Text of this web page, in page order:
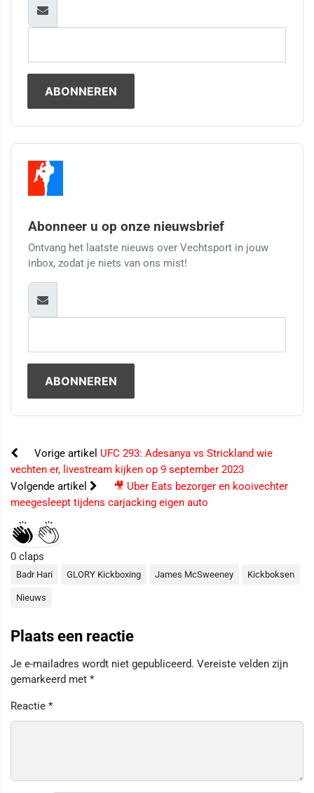
Abonneer u op onze nieuwsbrief
Ontvang het laatste nieuws over Vechtsport in jouw
inbox, zodat je niets van ons mist!
Vorige artikel UFC 293: Adesanya vs Strickland wie
vechten er, livestream kijken op 9 september 2023
Volgende artikel
🎥 Uber Eats bezorger en kooivechter
meegesleept tijdens carjacking eigen auto
0 claps
Badr Hari GLORY Kickboxing James McSweeney Kickboksen
Nieuws
Plaats een reactie
Je e-mailadres wordt niet gepubliceerd. Vereiste velden zijn
gemarkeerd met *
Reactie *